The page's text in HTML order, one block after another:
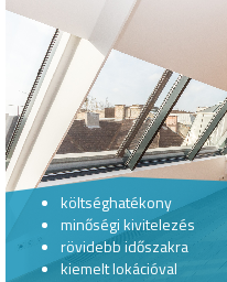
költséghatékony
minőségi kivitelezés
rövidebb időszakra
kiemelt lokációval